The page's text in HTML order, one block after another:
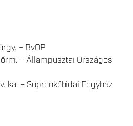
– BvOP
– Állampusztai Országos
ka. – Sopronkőhidai Fegyház